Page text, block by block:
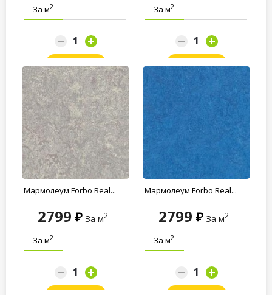
За м2 За м2
Мармолеум Forbo Real...
2799 За м2
За м2
Мармолеум Forbo Real...
2799 За м2
За м2